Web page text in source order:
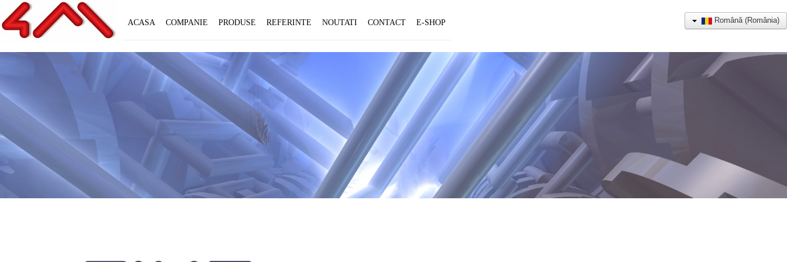
ACASA COMPANIE PRODUSE REFERINTE NOUTATI CONTACT E-SHOP Română (România)